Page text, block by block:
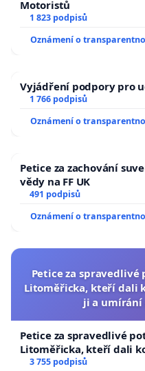
Motoristů
1 823 podpisů
Oznámení o
Vyjádření podpory pro
1 766 podpisů
Oznámení o
Petice za zachování
vědy na FF UK
491 podpisů
Oznámení o
Petice za
Litoměřicka, kteří dali
ji a
Petice za spravedlivé
Litoměřicka, kteří dali
a umírání zvířete natočili.
3 755 podpisů